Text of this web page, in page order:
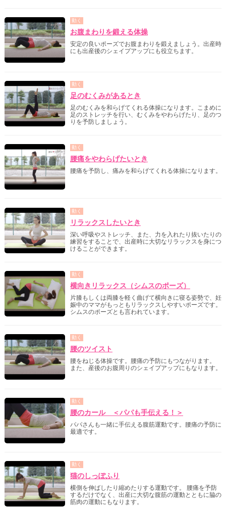
動く
お腹まわりを鍛える体操
安定の良いポーズでお腹まわりを鍛えましょう。出産時
にも出産後のシェイプアップにも役立ちます。
動く
足のむくみがあるとき
足のむくみを和らげてくれる体操になります。こまめに
足のストレッチを行い、むくみをやわらげたり、足のつ
りを予防しましょう。
動く
腰痛をやわらげたいとき
腰痛を予防し、痛みを和らげてくれる体操になります。
動く
リラックスしたいとき
深い呼吸やストレッチ、また、力を入れたり抜いたりの
練習をすることで、出産時に大切なリラックスを身につ
けることができます。
動く
横向きリラックス（シムスのポーズ）
片膝もしくは両膝を軽く曲げて横向きに寝る姿勢で、妊
娠中のママがもっともリラックスしやすいポーズです。
シムスのポーズとも言われています。
動く
腰のツイスト
腰をねじる体操です。腰痛の予防にもつながります。
また、産後のお腹周りのシェイプアップにもなります。
動く
腰のカール ＜パパも手伝える！＞
パパさんも一緒に手伝える腹筋運動です。腰痛の予防に
最適です。
動く
猫のしっぽふり
横側を伸ばしたり縮めたりする運動です。 腰痛を予防
するだけでなく、出産に大切な腹筋の運動とともに脇の
筋肉の運動にもなります。